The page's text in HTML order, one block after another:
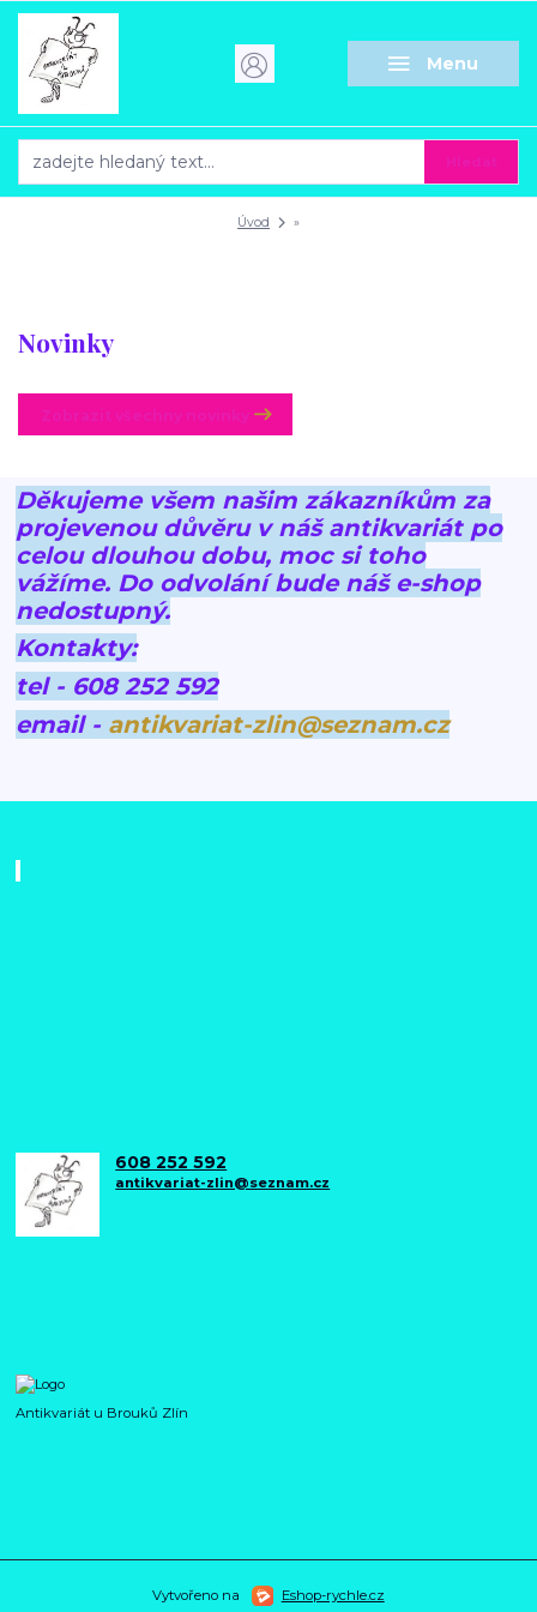
Menu
Úvod »
Novinky
Děkujeme všem našim zákazníkům za
projevenou důvěru v náš antikvariát po
celou dlouhou dobu, moc si toho
vážíme. Do odvolání bude náš e-shop
nedostupný.
Kontakty:
tel - 608 252 592
email - antikvariat-zlin@seznam.cz
608 252 592
antikvariat-zlin@seznam.cz
Antikvariát u Brouků Zlín
Vytvořeno na Eshop-rychle.cz